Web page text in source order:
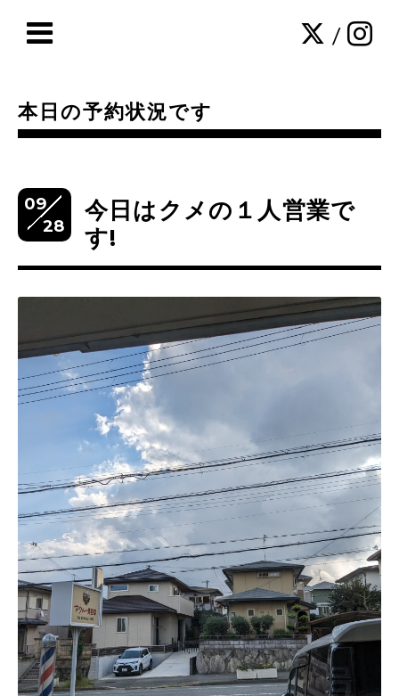
/
本日の予約状況です
09
28
今日はクメの１人営業で
す!